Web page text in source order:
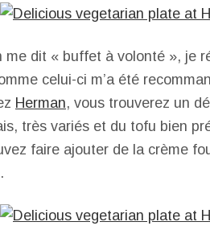
me dit « buffet à volonté », je
celui-ci m’a été
Herman, vous trouverez un
très variés et du tofu bien
faire ajouter de la crème